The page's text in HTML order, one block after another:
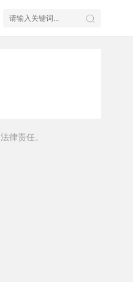
律责任。